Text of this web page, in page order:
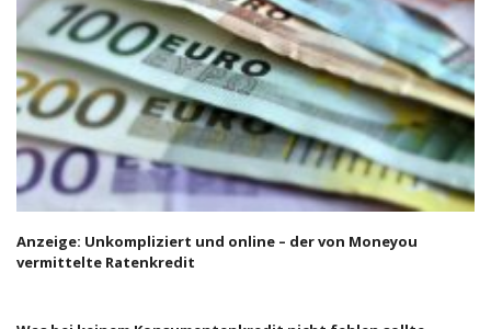
Anzeige: Unkompliziert und online – der von Moneyou
vermittelte Ratenkredit